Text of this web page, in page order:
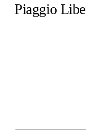
Piaggio